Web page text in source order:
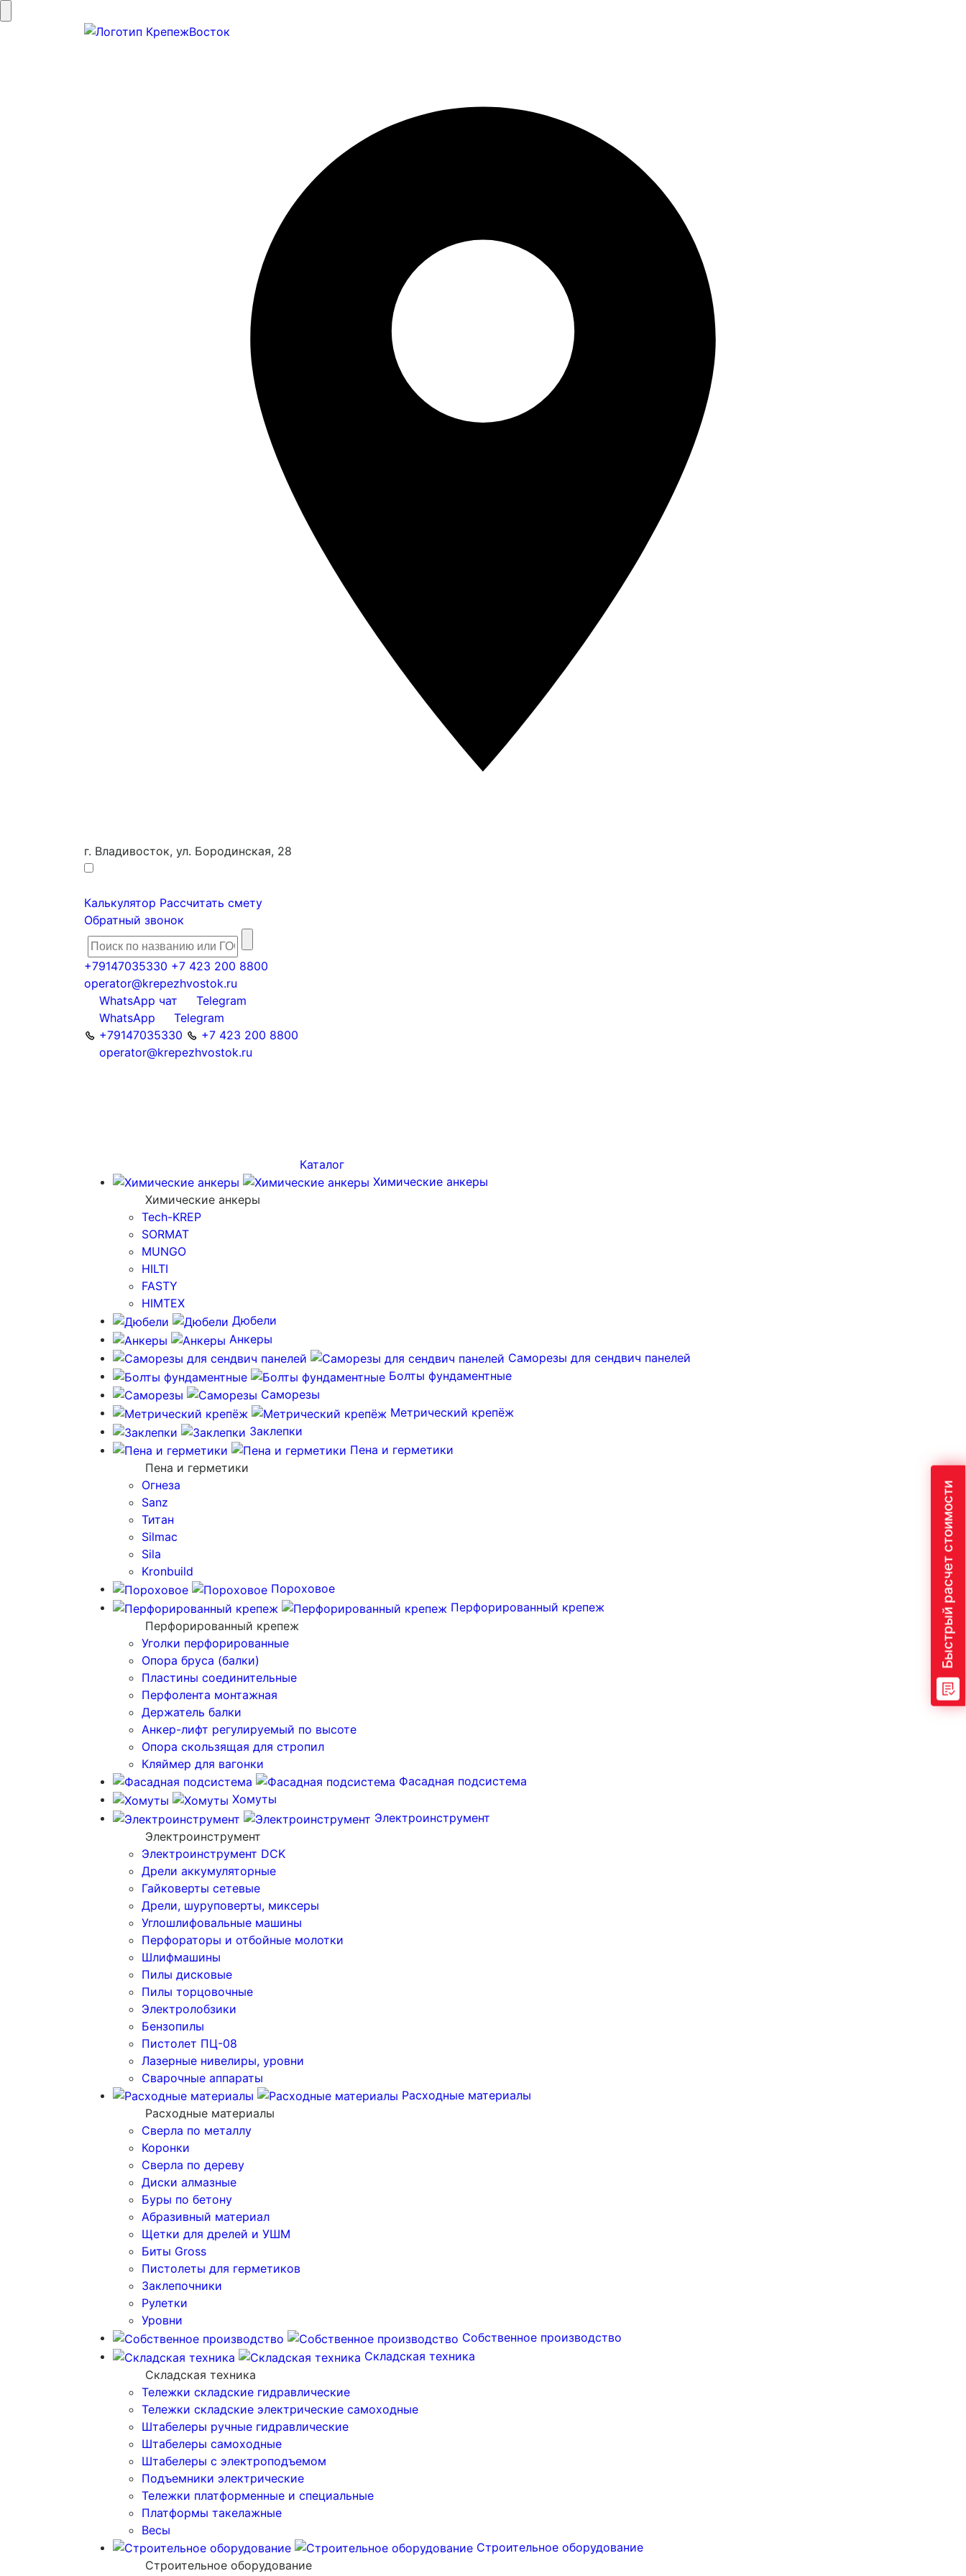
Быстрый расчет стоимости
г. Владивосток, ул. Бородинская, 28
Калькулятор Рассчитать смету
Обратный звонок
+79147035330 +7 423 200 8800
operator@krepezhvostok.ru
WhatsApp чат
Telegram
WhatsApp
Telegram
+79147035330
+7 423 200 8800
operator@krepezhvostok.ru
Каталог
Химические анкеры
Химические анкеры
Tech-KREP
SORMAT
MUNGO
HILTI
FASTY
HIMTEX
Дюбели
Анкеры
Саморезы для сендвич панелей
Болты фундаментные
Саморезы
Метрический крепёж
Заклепки
Пена и герметики
Пена и герметики
Огнеза
Sanz
Титан
Silmac
Sila
Kronbuild
Пороховое
Перфорированный крепеж
Перфорированный крепеж
Уголки перфорированные
Опора бруса (балки)
Пластины соединительные
Перфолента монтажная
Держатель балки
Анкер-лифт регулируемый по высоте
Опора скользящая для стропил
Кляймер для вагонки
Фасадная подсистема
Хомуты
Электроинструмент
Электроинструмент
Электроинструмент DCK
Дрели аккумуляторные
Гайковерты сетевые
Дрели, шуруповерты, миксеры
Углошлифовальные машины
Перфораторы и отбойные молотки
Шлифмашины
Пилы дисковые
Пилы торцовочные
Электролобзики
Бензопилы
Пистолет ПЦ-08
Лазерные нивелиры, уровни
Сварочные аппараты
Расходные материалы
Расходные материалы
Сверла по металлу
Коронки
Сверла по дереву
Диски алмазные
Буры по бетону
Абразивный материал
Щетки для дрелей и УШМ
Биты Gross
Пистолеты для герметиков
Заклепочники
Рулетки
Уровни
Собственное производство
Складская техника
Складская техника
Тележки складские гидравлические
Тележки складские электрические самоходные
Штабелеры ручные гидравлические
Штабелеры самоходные
Штабелеры с электроподъемом
Подъемники электрические
Тележки платформенные и специальные
Платформы такелажные
Весы
Строительное оборудование
Строительное оборудование